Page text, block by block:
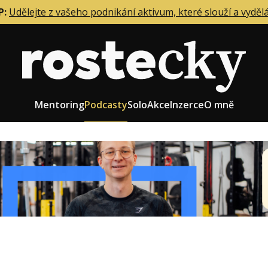
Udělejte z vašeho podnikání aktivum, které slouží a
MentoringPodcastySoloAkceInzerceO mně
firmy
zaměstnanců
Role zakladatele/CEO
Růst firmy